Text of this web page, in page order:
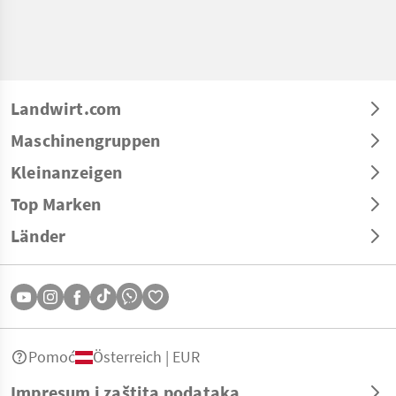
Landwirt.com
Maschinengruppen
Kleinanzeigen
Top Marken
Länder
Pomoć Österreich | EUR